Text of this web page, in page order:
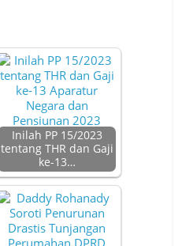
Inilah PP 15/2023
tentang THR dan Gaji
ke-13…